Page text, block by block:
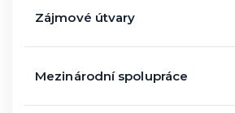
Zájmové útvary
Mezinárodní spolupráce